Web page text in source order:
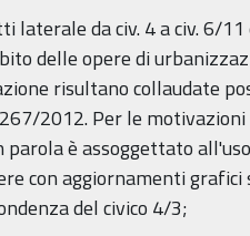
laterale da civ. 4 a civ. 6/
delle opere di
risultano collaudate
2012. Per le
parola è assoggettato
con aggiornamenti
del civico 4/3;